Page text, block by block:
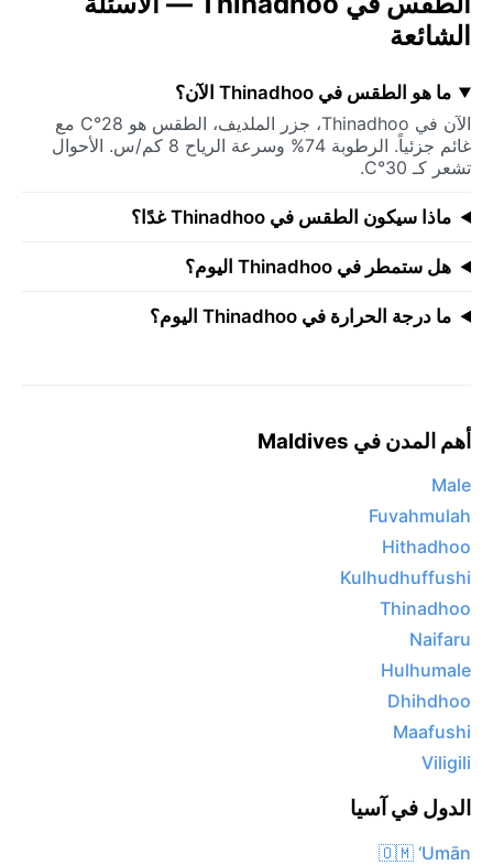
الشائعة
ما هو الطقس في Thinadhoo الآن؟
الآن في Thinadhoo، جزر الملديف، الطقس هو 28°C مع
غائم جزئياً. الرطوبة 74% وسرعة الرياح 8 كم/س. الأحوال
تشعر كـ 30°C.
ماذا سيكون الطقس في Thinadhoo غدًا؟
هل ستمطر في Thinadhoo اليوم؟
ما درجة الحرارة في Thinadhoo اليوم؟
أهم المدن في Maldives
Male
Fuvahmulah
Hithadhoo
Kulhudhuffushi
Thinadhoo
Naifaru
Hulhumale
Dhihdhoo
Maafushi
Viligili
الدول في آسيا
🇴🇲 ‘Umān